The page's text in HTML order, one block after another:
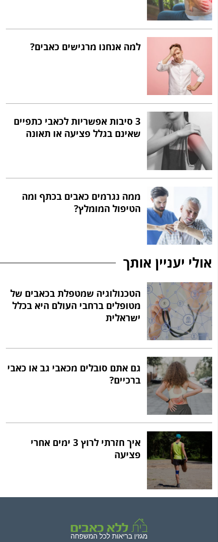
למה אנחנו מרגישים כאבים?
3 סיבות אפשריות לכאבי כתפיים
שאינם בגלל פציעה או תאונה
ממה נגרמים כאבים בכתף ומה
הטיפול המומלץ?
אולי יעניין אותך
הטכנולוגיה שמטפלת בכאבים של
מטופלים ברחבי העולם היא בכלל
ישראלית
גם אתם סובלים מכאבי גב או כאבי
ברכיים?
איך חזרתי לרוץ 3 ימים אחרי
פציעה